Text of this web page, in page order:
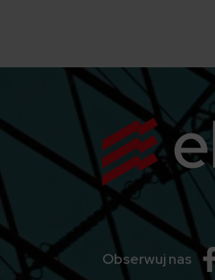
Obserwuj nas